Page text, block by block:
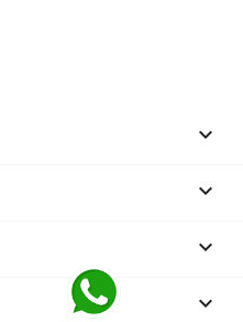



keyboard_arrow_down